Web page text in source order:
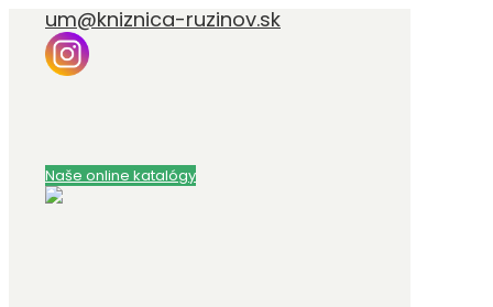
um@kniznica-ruzinov.sk
Naše online katalógy